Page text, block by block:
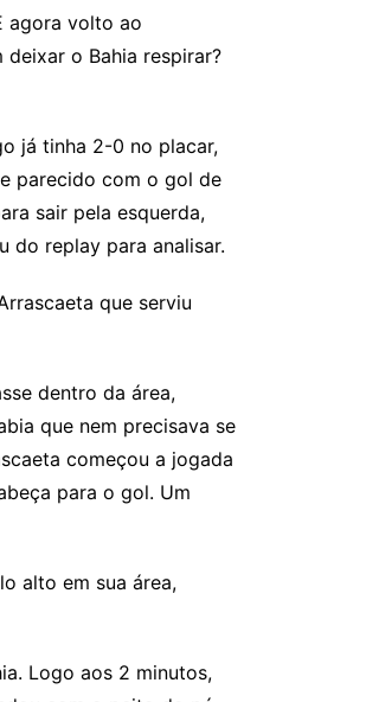
agora volto ao
o Bahia respirar?
já tinha 2-0 no placar,
parecido com o gol de
sair pela esquerda,
do replay para analisar.
que serviu
dentro da área,
que nem precisava se
começou a jogada
para o gol. Um
alto em sua área,
Logo aos 2 minutos,